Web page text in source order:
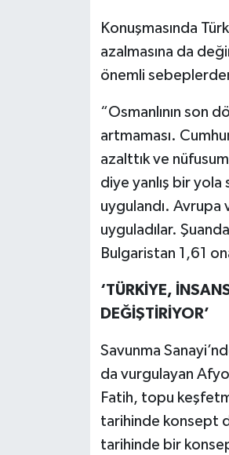
Konuşmasında
azalmasına da
önemli
“Osmanlının son
artmaması.
azalttık ve
diye yanlış bir yola
uygulandı.
uyguladılar.
Bulgaristan 1,61
‘TÜRKİYE,
DEĞİŞTİRİYOR’
Savunma
da vurgulayan
Fatih, topu
tarihinde konsept
tarihinde bir